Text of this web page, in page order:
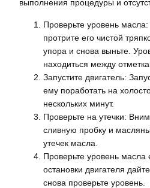
выполнения процедуры и
Проверьте уровень
протрите его чистой
упора и снова выньте.
находиться между
Запустите двигатель:
ему поработать на
нескольких минут.
Проверьте на утечки:
сливную пробку и
утечек масла.
Проверьте уровень
остановки двигателя
снова проверьте уровень.